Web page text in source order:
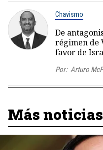
Chavismo
De
régimen de
favor de
Por: Arturo
Más noticias